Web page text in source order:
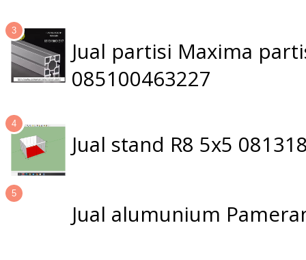
Jual partisi Maxima
085100463227
Jual stand R8 5x5
Jual alumunium